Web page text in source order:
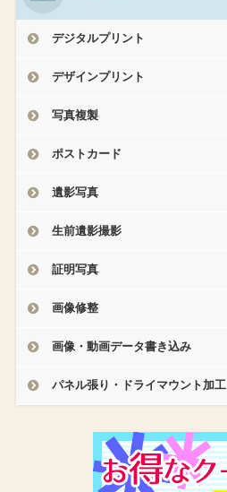
デジタルプリント
デザインプリント
写真複製
ポストカード
遺影写真
生前遺影撮影
証明写真
画像修整
画像・動画データ書き込み
パネル張り・ドライマウント加工